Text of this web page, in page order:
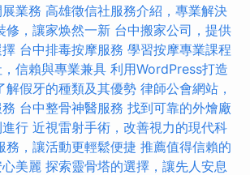
業務 高雄徵信社服務介紹，專業解決
修，讓家焕然一新 台中搬家公司，提供
台中排毒按摩服務 學習按摩專業課程
信賴與專業兼具 利用WordPress打造
解假牙的種類及其優勢 律師公會網站，
台中整骨神醫服務 找到可靠的外燴廠
行 近視雷射手術，改善視力的現代科
務，讓活動更輕鬆便捷 推薦值得信賴的
美麗 探索靈骨塔的選擇，讓先人安息